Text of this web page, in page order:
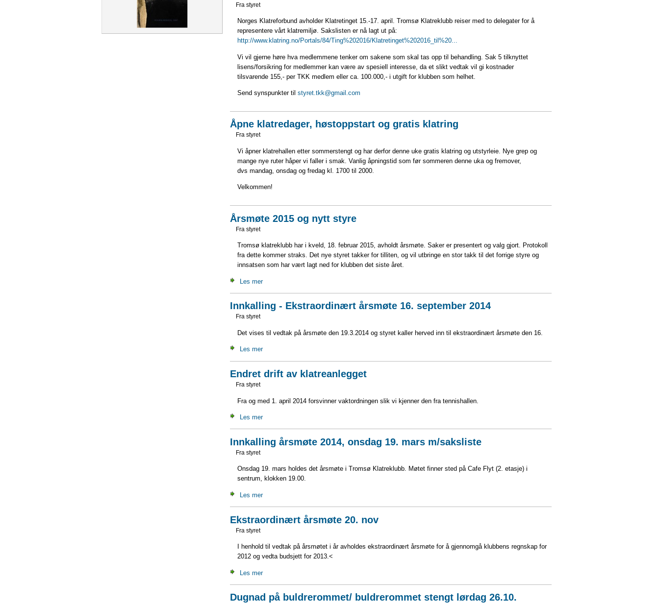
Fra styret
Norges Klatreforbund avholder Klatretinget 15.-17. april. Tromsø Klatreklubb reiser med to delegater for å
representere vårt klatremiljø. Sakslisten er nå lagt ut på:
http://www.klatring.no/Portals/84/Ting%202016/Klatretinget%202016_til%20...
Vi vil gjerne høre hva medlemmene tenker om sakene som skal tas opp til behandling. Sak 5 tilknyttet
lisens/forsikring for medlemmer kan være av spesiell interesse, da et slikt vedtak vil gi kostnader
tilsvarende 155,- per TKK medlem eller ca. 100.000,- i utgift for klubben som helhet.
Send synspunkter til styret.tkk@gmail.com
Åpne klatredager, høstoppstart og gratis klatring
Fra styret
Vi åpner klatrehallen etter sommerstengt og har derfor denne uke gratis klatring og utstyrleie. Nye grep og
mange nye ruter håper vi faller i smak. Vanlig åpningstid som før sommeren denne uka og fremover,
dvs mandag, onsdag og fredag kl. 1700 til 2000.
Velkommen!
Årsmøte 2015 og nytt styre
Fra styret
Tromsø klatreklubb har i kveld, 18. februar 2015, avholdt årsmøte. Saker er presentert og valg gjort. Protokoll
fra dette kommer straks. Det nye styret takker for tilliten, og vil utbringe en stor takk til det forrige styre og
innsatsen som har vært lagt ned for klubben det siste året.
Les mer
Innkalling - Ekstraordinært årsmøte 16. september 2014
Fra styret
Det vises til vedtak på årsmøte den 19.3.2014 og styret kaller herved inn til ekstraordinært årsmøte den 16.
Les mer
Endret drift av klatreanlegget
Fra styret
Fra og med 1. april 2014 forsvinner vaktordningen slik vi kjenner den fra tennishallen.
Les mer
Innkalling årsmøte 2014, onsdag 19. mars m/saksliste
Fra styret
Onsdag 19. mars holdes det årsmøte i Tromsø Klatreklubb. Møtet finner sted på Cafe Flyt (2. etasje) i
sentrum, klokken 19.00.
Les mer
Ekstraordinært årsmøte 20. nov
Fra styret
I henhold til vedtak på årsmøtet i år avholdes ekstraordinært årsmøte for å gjennomgå klubbens regnskap for
2012 og vedta budsjett for 2013.<
Les mer
Dugnad på buldrerommet/ buldrerommet stengt lørdag 26.10.